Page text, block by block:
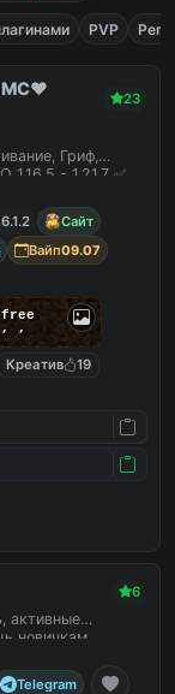
PVP
23
Гриф,
1.16.5 - 1.21.7 ✅
Сайт
Вайп09.07
free
, ,
Креатив
19
6
активные
новичкам.
Telegram